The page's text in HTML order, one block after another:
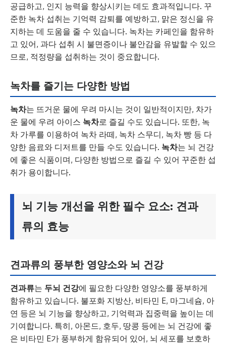
공급하고, 인지 능력을 향상시키는 데도 효과적입니다. 꾸
준한 녹차 섭취는 기억력 감퇴를 예방하고, 맑은 정신을 유
지하는 데 도움을 줄 수 있습니다. 녹차는 카페인을 함유하
고 있어, 과다 섭취 시 불면증이나 불안감을 유발할 수 있으
므로, 적정량을 섭취하는 것이 중요합니다.
녹차를 즐기는 다양한 방법
녹차는 뜨거운 물에 우려 마시는 것이 일반적이지만, 차가
운 물에 우려 아이스 녹차로 즐길 수도 있습니다. 또한, 녹
차 가루를 이용하여 녹차 라떼, 녹차 스무디, 녹차 빵 등 다
양한 음료와 디저트를 만들 수도 있습니다. 녹차는 뇌 건강
에 좋은 식품이며, 다양한 방법으로 즐길 수 있어 꾸준한 섭
취가 용이합니다.
뇌 기능 개선을 위한 필수 요소: 견과
류의 효능
견과류의 풍부한 영양소와 뇌 건강
견과류는 두뇌 건강에 필요한 다양한 영양소를 풍부하게
함유하고 있습니다. 불포화 지방산, 비타민 E, 마그네슘, 아
연 등은 뇌 기능을 향상하고, 기억력과 집중력을 높이는 데
기여합니다. 특히, 아몬드, 호두, 땅콩 등에는 뇌 건강에 좋
은 비타민 E가 풍부하게 함유되어 있어, 뇌 세포를 보호하